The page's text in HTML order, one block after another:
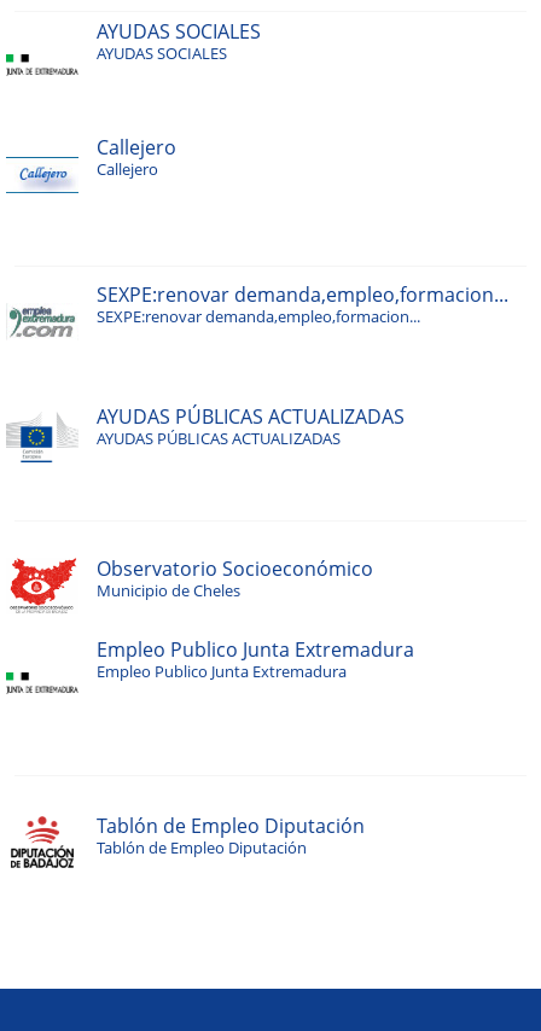
AYUDAS SOCIALES
AYUDAS SOCIALES
Callejero
Callejero
SEXPE:renovar demanda,empleo,formacion...
SEXPE:renovar demanda,empleo,formacion...
AYUDAS PÚBLICAS ACTUALIZADAS
AYUDAS PÚBLICAS ACTUALIZADAS
Observatorio Socioeconómico
Municipio de Cheles
Empleo Publico Junta Extremadura
Empleo Publico Junta Extremadura
Tablón de Empleo Diputación
Tablón de Empleo Diputación